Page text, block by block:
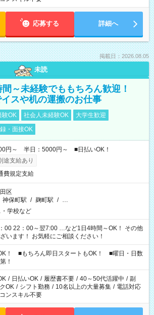
応募する 詳細へ
掲載日：2026.08.05
未読
～未経験でももちろん歓迎！
スや机の運搬のお仕事
験OK 社会人未経験OK
大学生歓迎
・面接OK
円～ 半日：5000円～ ■日払いOK！
途支給あり
費規定支給
区
神保町駅 / 麹町駅 / …
学校など
22：00～翌7:00 …など1日4時間～OK！ その他
います！ お気軽にご相談ください！
！ ■もちろん即日スタートもOK！ ■曜日・日数
！
/ 日払いOK / 履歴書不要 / 40～50代活躍中 / 副
OK / シフト勤務 / 10名以上の大量募集 / 電話対応
ンスキル不要